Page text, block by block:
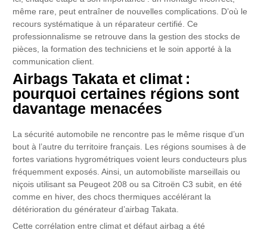
même rare, peut entraîner de nouvelles complications. D’où le
recours systématique à un réparateur certifié. Ce
professionnalisme se retrouve dans la gestion des stocks de
pièces, la formation des techniciens et le soin apporté à la
communication client.
Airbags Takata et climat :
pourquoi certaines régions sont
davantage menacées
La sécurité automobile ne rencontre pas le même risque d’un
bout à l’autre du territoire français. Les régions soumises à de
fortes variations hygrométriques voient leurs conducteurs plus
fréquemment exposés. Ainsi, un automobiliste marseillais ou
niçois utilisant sa Peugeot 208 ou sa Citroën C3 subit, en été
comme en hiver, des chocs thermiques accélérant la
détérioration du générateur d’airbag Takata.
Cette corrélation entre climat et défaut airbag a été